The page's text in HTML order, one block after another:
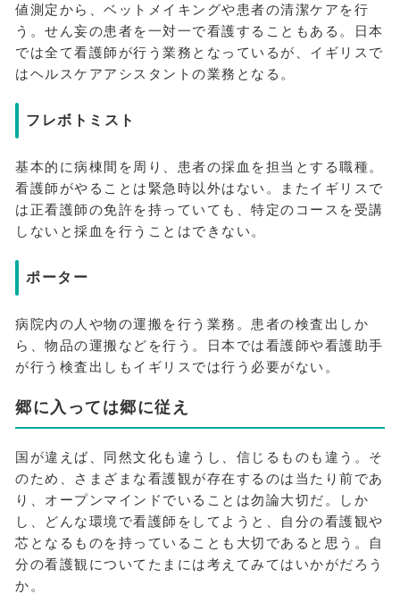
値測定から、ベットメイキングや患者の清潔ケアを行
う。せん妄の患者を一対一で看護することもある。日本
では全て看護師が行う業務となっているが、イギリスで
はヘルスケアアシスタントの業務となる。
フレボトミスト
基本的に病棟間を周り、患者の採血を担当とする職種。
看護師がやることは緊急時以外はない。またイギリスで
は正看護師の免許を持っていても、特定のコースを受講
しないと採血を行うことはできない。
ポーター
病院内の人や物の運搬を行う業務。患者の検査出しか
ら、物品の運搬などを行う。日本では看護師や看護助手
が行う検査出しもイギリスでは行う必要がない。
郷に入っては郷に従え
国が違えば、同然文化も違うし、信じるものも違う。そ
のため、さまざまな看護観が存在するのは当たり前であ
り、オープンマインドでいることは勿論大切だ。しか
し、どんな環境で看護師をしてようと、自分の看護観や
芯となるものを持っていることも大切であると思う。自
分の看護観についてたまには考えてみてはいかがだろう
か。